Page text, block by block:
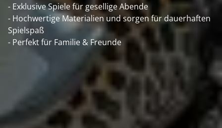
- Exklusive Spiele für gesellige Abende
- Hochwertige Materialien und sorgen für dauerhaften
Spielspaß
- Perfekt für Familie & Freunde